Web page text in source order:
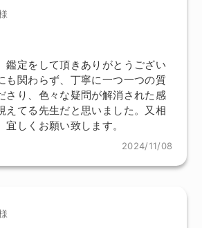
鑑定をして頂きありがとうござい
も関わらず、丁寧に一つ一つの質
さり、色々な疑問が解消された感
えてる先生だと思いました。又相
しくお願い致します。
2024/11/08